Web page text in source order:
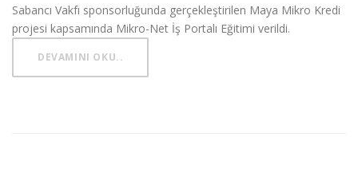
Sabancı Vakfı sponsorluğunda gerçekleştirilen Maya Mikro Kredi
projesi kapsamında Mikro-Net İş Portalı Eğitimi verildi.
DEVAMINI OKU..